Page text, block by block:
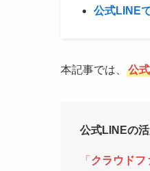
公式LINE
本記事では、 公
公式LINEの
「 クラウドフ